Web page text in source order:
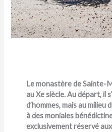
Le monastère de Sainte-
au Xe siècle. Au départ, il
d’hommes, mais au milieu
à des moniales
exclusivement réservé